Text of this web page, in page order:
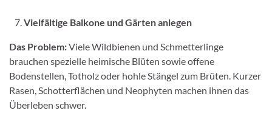
Vielfältige Balkone und Gärten anlegen
Das Problem:Viele Wildbienen und Schmetterlinge
brauchen spezielle heimische Blüten sowie offene
Bodenstellen, Totholz oder hohle Stängel zum Brüten. Kurzer
Rasen, Schotterflächen und Neophyten machen ihnen das
Überleben schwer.